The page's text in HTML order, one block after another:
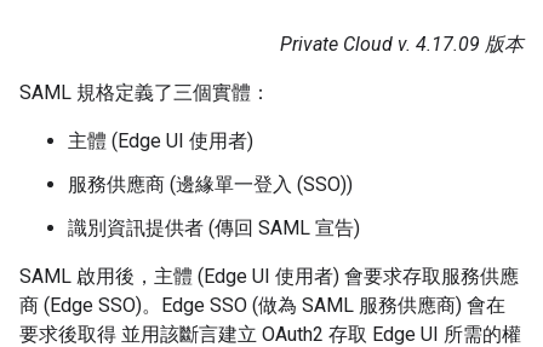
Private Cloud v. 4.17.09 版本
SAML 規格定義了三個實體：
主體 (Edge UI 使用者)
服務供應商 (邊緣單一登入 (SSO))
識別資訊提供者 (傳回 SAML 宣告)
SAML 啟用後，主體 (Edge UI 使用者) 會要求存取服務供應
商 (Edge SSO)。Edge SSO (做為 SAML 服務供應商) 會在
要求後取得 並用該斷言建立 OAuth2 存取 Edge UI 所需的權